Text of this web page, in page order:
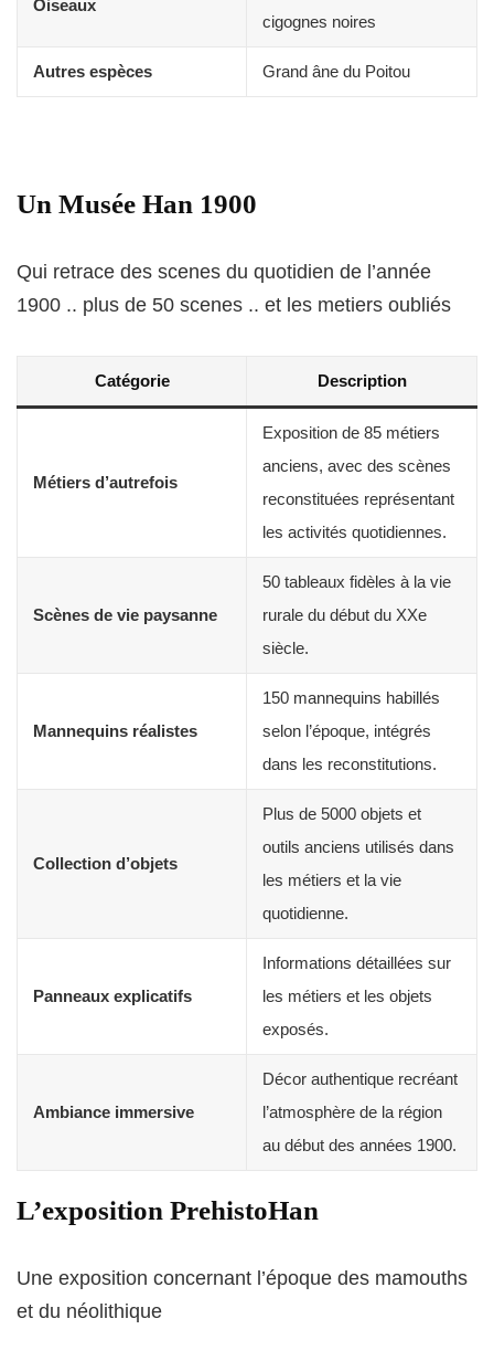
Oiseaux
cigognes noires
Autres espèces Grand âne du Poitou
Un Musée Han 1900
Qui retrace des scenes du quotidien de l’année
1900 .. plus de 50 scenes .. et les metiers oubliés
Catégorie Description
Métiers d’autrefois
Exposition de 85 métiers
anciens, avec des scènes
reconstituées représentant
les activités quotidiennes.
Scènes de vie paysanne
50 tableaux fidèles à la vie
rurale du début du XXe
siècle.
Mannequins réalistes
150 mannequins habillés
selon l’époque, intégrés
dans les reconstitutions.
Collection d’objets
Plus de 5000 objets et
outils anciens utilisés dans
les métiers et la vie
quotidienne.
Panneaux explicatifs
Informations détaillées sur
les métiers et les objets
exposés.
Ambiance immersive
Décor authentique recréant
l’atmosphère de la région
au début des années 1900.
L’exposition PrehistoHan
Une exposition concernant l’époque des mamouths
et du néolithique